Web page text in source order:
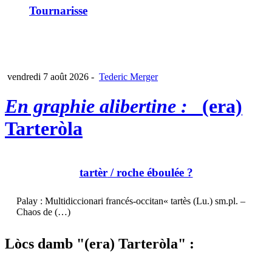
Tournarisse
vendredi 7 août 2026 - Tederic Merger
En graphie alibertine : (era)
Tarteròla
tartèr/ roche éboulée ?
Palay : Multidiccionari francés-occitan« tartès (Lu.) sm.pl. –
Chaos de (…)
Lòcs damb "(era) Tarteròla" :